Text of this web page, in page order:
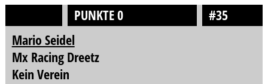
PUNKTE 0
#35
Mario Seidel
Mx Racing Dreetz
Kein Verein